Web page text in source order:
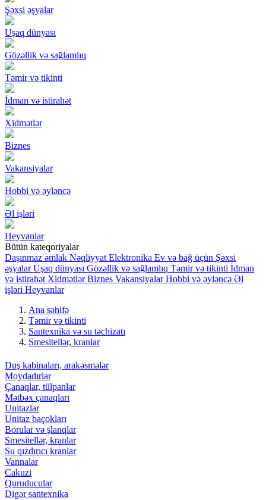
Şəxsi əşyalar
Uşaq dünyası
Gözəllik və sağlamlıq
Təmir və tikinti
İdman və istirahət
Xidmətlər
Biznes
Vakansiyalar
Hobbi və əyləncə
Əl işləri
Heyvanlar
Bütün kateqoriyalar
Daşınmaz əmlak Nəqliyyat Elektronika Ev və bağ üçün Şəxsi
əşyalar Uşaq dünyası Gözəllik və sağlamlıq Təmir və tikinti İdman
və istirahət Xidmətlər Biznes Vakansiyalar Hobbi və əyləncə Əl
işləri Heyvanlar
Ana səhifə
Təmir və tikinti
Santexnika və su təchizatı
Smesitellər, kranlar
Duş kabinaları, arakəsmələr
Moydadırlar
Çanaqlar, tülpanlar
Mətbəx çanaqları
Unitazlar
Unitaz baçokları
Borular və şlanqlar
Smesitellər, kranlar
Su qızdırıcı kranlar
Vannalar
Cakuzi
Quruducular
Digər santexnika